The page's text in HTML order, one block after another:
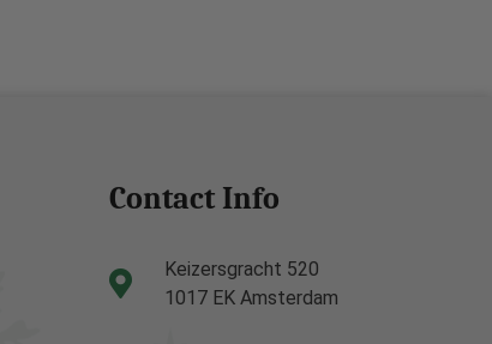
Contact Info
Keizersgracht 520
1017 EK Amsterdam